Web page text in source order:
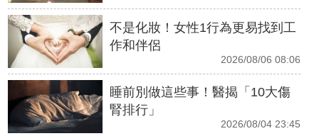
不是化妝！女性1行為更易找到工
作和伴侶
2026/08/06 08:06
睡前別做這些事！醫揭「10大傷
腎排行」
2026/08/04 23:45